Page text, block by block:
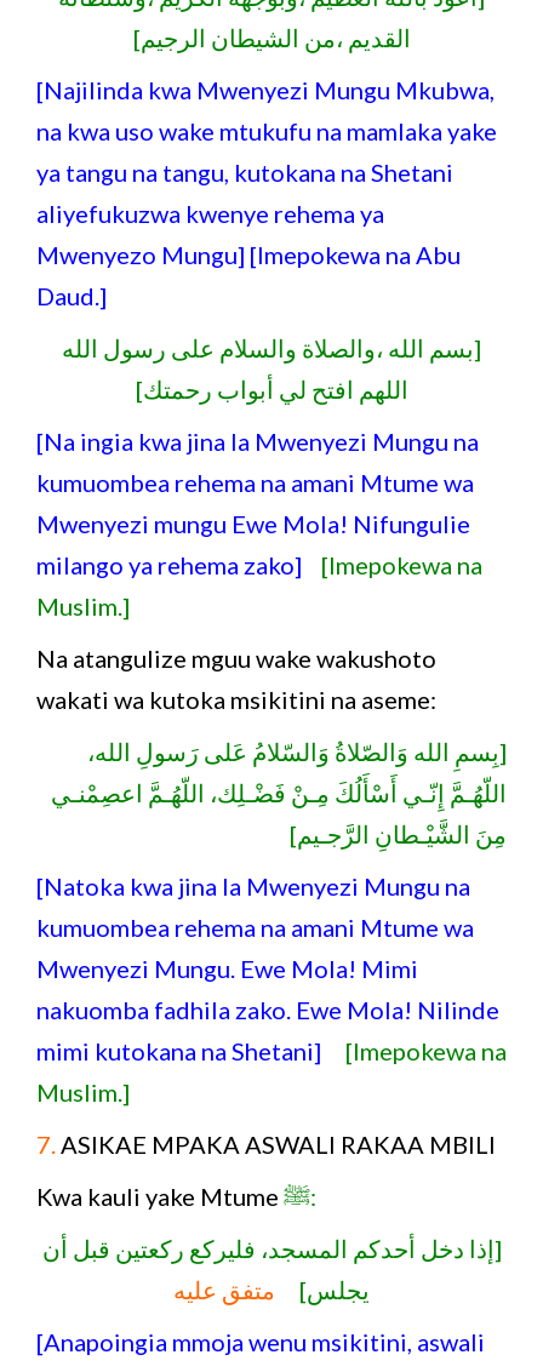
القديم ،من الشيطان الرجيم]
[Najilinda kwa Mwenyezi Mungu Mkubwa,
na kwa uso wake mtukufu na mamlaka yake
ya tangu na tangu, kutokana na Shetani
aliyefukuzwa kwenye rehema ya
Mwenyezo Mungu] [Imepokewa na Abu
Daud.]
[بسم الله ،والصلاة والسلام على رسول الله
اللهم افتح لي أبواب رحمتك]
[Na ingia kwa jina la Mwenyezi Mungu na
kumuombea rehema na amani Mtume wa
Mwenyezi mungu Ewe Mola! Nifungulie
milango ya rehema zako] [Imepokewa na
Muslim.]
Na atangulize mguu wake wakushoto
wakati wa kutoka msikitini na aseme:
[بِسمِ الله وَالصّلاةُ وَالسّلامُ عَلى رَسولِ الله،
اللّهُـمَّ إِنّـي أَسْأَلُكَ مِـنْ فَضْـلِك، اللّهُـمَّ اعصِمْنـي
مِنَ الشَّيْـطانِ الرَّجـيم]
[Natoka kwa jina la Mwenyezi Mungu na
kumuombea rehema na amani Mtume wa
Mwenyezi Mungu. Ewe Mola! Mimi
nakuomba fadhila zako. Ewe Mola! Nilinde
mimi kutokana na Shetani]
[Imepokewa na
Muslim.]
7. ASIKAE MPAKA ASWALI RAKAA MBILI
Kwa kauli yake Mtume
ﷺ:
[إذا دخل أحدكم المسجد، فليركع ركعتين قبل أن
يجلس] متفق عليه
[Anapoingia mmoja wenu msikitini, aswali